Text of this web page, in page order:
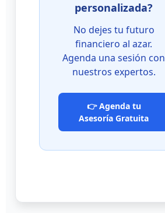
personalizada?
No dejes tu futuro
financiero al azar.
Agenda una sesión con
nuestros expertos.
👉 Agenda tu
Asesoría Gratuita